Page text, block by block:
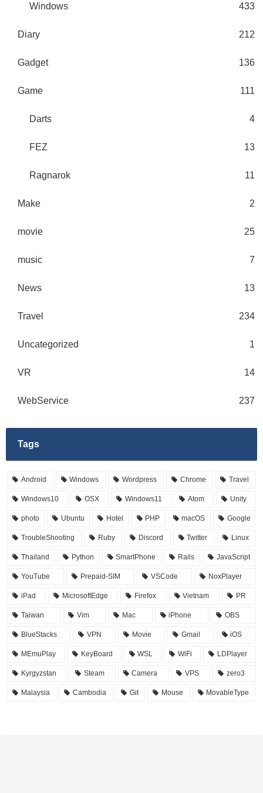
Windows 433
Diary 212
Gadget 136
Game 111
Darts 4
FEZ 13
Ragnarok 11
Make 2
movie 25
music 7
News 13
Travel 234
Uncategorized 1
VR 14
WebService 237
Tags
Android Windows Wordpress Chrome Travel
Windows10 OSX Windows11 Atom Unity
photo Ubuntu Hotel PHP macOS Google
TroubleShooting Ruby Discord Twitter Linux
Thailand Python SmartPhone Rails JavaScript
YouTube Prepaid-SIM VSCode NoxPlayer
iPad MicrosoftEdge Firefox Vietnam PR
Taiwan Vim Mac iPhone OBS
BlueStacks VPN Movie Gmail iOS
MEmuPlay KeyBoard WSL WiFi LDPlayer
Kyrgyzstan Steam Camera VPS zero3
Malaysia Cambodia Git Mouse MovableType